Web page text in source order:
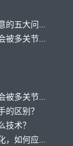
的五大问...
被多关节...
被多关节...
的区别？
技术？
，如何应...